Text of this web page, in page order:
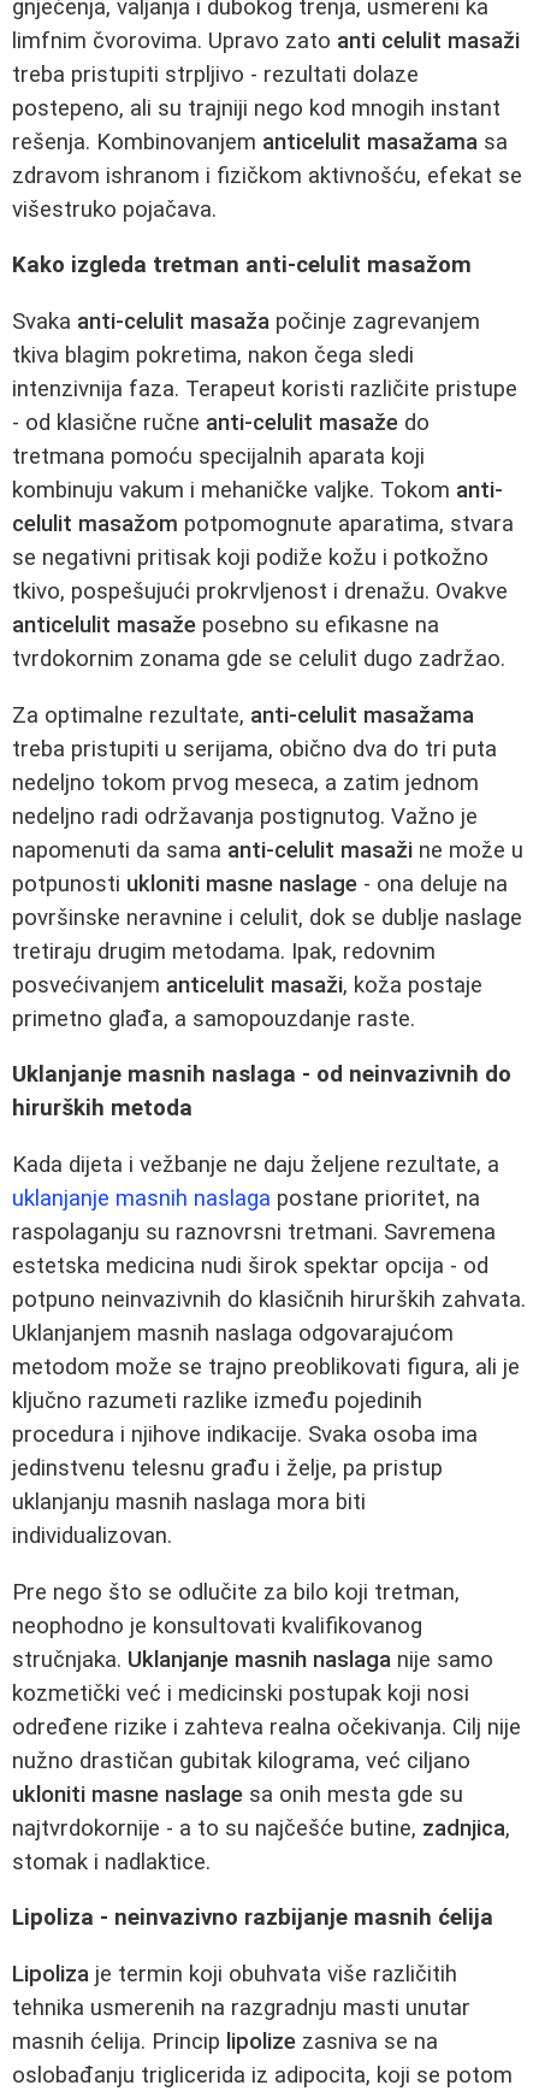
gnječenja, valjanja i dubokog trenja, usmereni ka
limfnim čvorovima. Upravo zato anti celulit masaži
treba pristupiti strpljivo - rezultati dolaze
postepeno, ali su trajniji nego kod mnogih instant
rešenja. Kombinovanjem anticelulit masažama sa
zdravom ishranom i fizičkom aktivnošću, efekat se
višestruko pojačava.
Kako izgleda tretman anti-celulit masažom
Svaka anti-celulit masaža počinje zagrevanjem
tkiva blagim pokretima, nakon čega sledi
intenzivnija faza. Terapeut koristi različite pristupe
- od klasične ručne anti-celulit masaže do
tretmana pomoću specijalnih aparata koji
kombinuju vakum i mehaničke valjke. Tokom anti-
celulit masažom potpomognute aparatima, stvara
se negativni pritisak koji podiže kožu i potkožno
tkivo, pospešujući prokrvljenost i drenažu. Ovakve
anticelulit masaže posebno su efikasne na
tvrdokornim zonama gde se celulit dugo zadržao.
Za optimalne rezultate, anti-celulit masažama
treba pristupiti u serijama, obično dva do tri puta
nedeljno tokom prvog meseca, a zatim jednom
nedeljno radi održavanja postignutog. Važno je
napomenuti da sama anti-celulit masaži ne može u
potpunosti ukloniti masne naslage - ona deluje na
površinske neravnine i celulit, dok se dublje naslage
tretiraju drugim metodama. Ipak, redovnim
posvećivanjem anticelulit masaži, koža postaje
primetno glađa, a samopouzdanje raste.
Uklanjanje masnih naslaga - od neinvazivnih do
hirurških metoda
Kada dijeta i vežbanje ne daju željene rezultate, a
uklanjanje masnih naslaga postane prioritet, na
raspolaganju su raznovrsni tretmani. Savremena
estetska medicina nudi širok spektar opcija - od
potpuno neinvazivnih do klasičnih hirurških zahvata.
Uklanjanjem masnih naslaga odgovarajućom
metodom može se trajno preoblikovati figura, ali je
ključno razumeti razlike između pojedinih
procedura i njihove indikacije. Svaka osoba ima
jedinstvenu telesnu građu i želje, pa pristup
uklanjanju masnih naslaga mora biti
individualizovan.
Pre nego što se odlučite za bilo koji tretman,
neophodno je konsultovati kvalifikovanog
stručnjaka. Uklanjanje masnih naslaga nije samo
kozmetički već i medicinski postupak koji nosi
određene rizike i zahteva realna očekivanja. Cilj nije
nužno drastičan gubitak kilograma, već ciljano
ukloniti masne naslage sa onih mesta gde su
najtvrdokornije - a to su najčešće butine, zadnjica,
stomak i nadlaktice.
Lipoliza - neinvazivno razbijanje masnih ćelija
Lipoliza je termin koji obuhvata više različitih
tehnika usmerenih na razgradnju masti unutar
masnih ćelija. Princip lipolize zasniva se na
oslobađanju triglicerida iz adipocita, koji se potom